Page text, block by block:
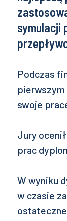
symulacji
Podczas
swoje
Jury
prac
W wyniku
w czasie